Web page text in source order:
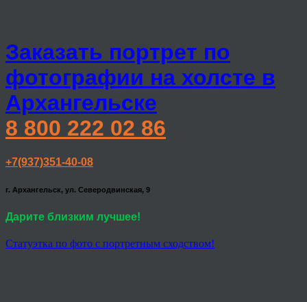
Заказать портрет по
фотографии на холсте в
Архангельске
8 800 222 02 86
+7(937)351-40-08
г. Архангельск, ул. Северодвинская, 9
Дарите близким лучшее!
Статуэтка по фото с портретным сходством!